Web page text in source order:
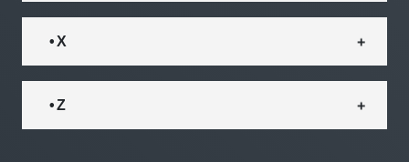
• X
• Z